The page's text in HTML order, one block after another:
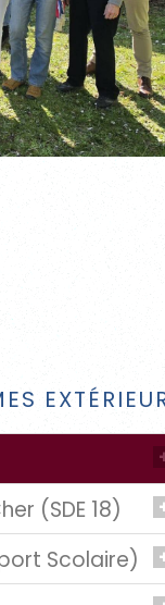
(SDE 18)
Scolaire)